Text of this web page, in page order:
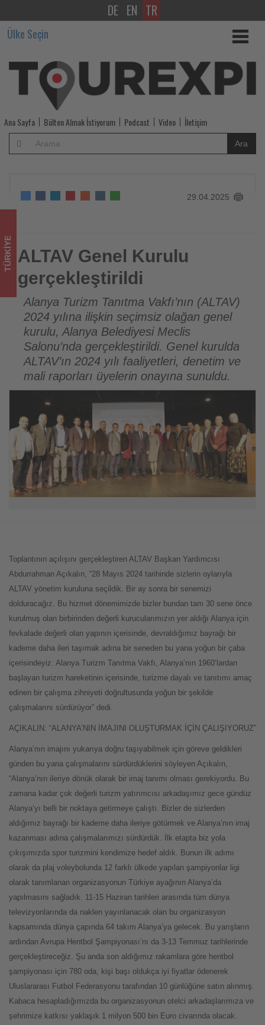
ALTAV
Genel
Kurulu
gerçekleştirildi
-
Tourexpi,
sizler
için
turizmde
olup
bitenleri
takip
ediyor!
DE EN TR
Ülke Seçin
Ana Sayfa Bülten Almak İstiyorum Podcast Video İletişim
Ara
29.04.2025
ALTAV Genel Kurulu gerçekleştirildi
TÜRKIYE ALTAV Genel Kurulu
gerçekleştirildi
Alanya Turizm Tanıtma Vakfı’nın (ALTAV)
2024 yılına ilişkin seçimsiz olağan genel
kurulu, Alanya Belediyesi Meclis
Salonu’nda gerçekleştirildi. Genel kurulda
ALTAV’ın 2024 yılı faaliyetleri, denetim ve
mali raporları üyelerin onayına sunuldu.
Toplantının açılışını gerçekleştiren ALTAV Başkan Yardımcısı
Abdurrahman Açıkalın, “28 Mayıs 2024 tarihinde sizlerin oylarıyla
ALTAV yönetim kuruluna seçildik. Bir ay sonra bir senemizi
dolduracağız. Bu hizmet dönemimizde bizler bundan tam 30 sene önce
kurulmuş olan birbirinden değerli kurucularımızın yer aldığı Alanya için
fevkalade değerli olan yapının içerisinde, devraldığımız bayrağı bir
kademe daha ileri taşımak adına bir seneden bu yana yoğun bir çaba
içerisindeyiz. Alanya Turizm Tanıtma Vakfı, Alanya’nın 1960‘lardan
başlayan turizm hareketinin içerisinde, turizme dayalı ve tanıtımı amaç
edinen bir çalışma zihniyeti doğrultusunda yoğun bir şekilde
çalışmalarını sürdürüyor” dedi.
AÇIKALIN: “ALANYA’NIN İMAJINI OLUŞTURMAK İÇİN ÇALIŞIYORUZ”
Alanya’nın imajını yukarıya doğru taşıyabilmek için göreve geldikleri
günden bu yana çalışmalarını sürdürdüklerini söyleyen Açıkalın,
“Alanya’nın ileriye dönük olarak bir imaj tanımı olması gerekiyordu. Bu
zamana kadar çok değerli turizm yatırımcısı arkadaşımız gece gündüz
Alanya‘yı belli bir noktaya getirmeye çalıştı. Bizler de sizlerden
aldığımız bayrağı bir kademe daha ileriye götürmek ve Alanya’nın imaj
kazanması adına çalışmalarımızı sürdürdük. İlk etapta biz yola
çıkışımızda spor turizmini kendimize hedef aldık. Bunun ilk adımı
olarak da plaj voleybolunda 12 farklı ülkede yapılan şampiyonlar ligi
olarak tanımlanan organizasyonun Türkiye ayağının Alanya’da
yapılmasını sağladık. 11-15 Haziran tarihleri arasında tüm dünya
televizyonlarında da naklen yayınlanacak olan bu organizasyon
kapsamında dünya çapında 64 takım Alanya’ya gelecek. Bu yarışların
ardından Avrupa Hentbol Şampiyonası’nı da 3-13 Temmuz tarihlerinde
gerçekleştireceğiz. Şu anda son aldığımız rakamlara göre hentbol
şampiyonası için 780 oda, kişi başı oldukça iyi fiyatlar ödenerek
Uluslararası Futbol Federasyonu tarafından 10 günlüğüne satın alınmış.
Kabaca hesapladığımızda bu organizasyonun otelci arkadaşlarımıza ve
şehrimize katkısı yaklaşık 1 milyon 500 bin Euro civarında olacak.